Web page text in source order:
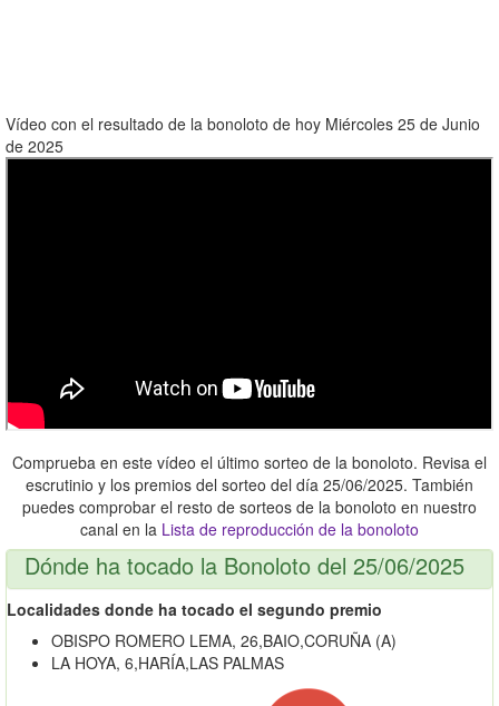
Vídeo con el resultado de la bonoloto de hoy Miércoles 25 de Junio
de 2025
Comprueba en este vídeo el último sorteo de la bonoloto. Revisa el
escrutinio y los premios del sorteo del día 25/06/2025. También
puedes comprobar el resto de sorteos de la bonoloto en nuestro
canal en la Lista de reproducción de la bonoloto
Dónde ha tocado la Bonoloto del 25/06/2025
Localidades donde ha tocado el segundo premio
OBISPO ROMERO LEMA, 26,BAIO,CORUÑA (A)
LA HOYA, 6,HARÍA,LAS PALMAS